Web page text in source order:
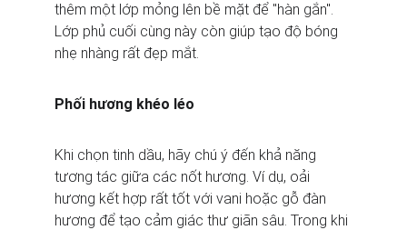
thêm một lớp mỏng lên bề mặt để "hàn gắn".
Lớp phủ cuối cùng này còn giúp tạo độ bóng
nhẹ nhàng rất đẹp mắt.
Phối hương khéo léo
Khi chọn tinh dầu, hãy chú ý đến khả năng
tương tác giữa các nốt hương. Ví dụ, oải
hương kết hợp rất tốt với vani hoặc gỗ đàn
hương để tạo cảm giác thư giãn sâu. Trong khi